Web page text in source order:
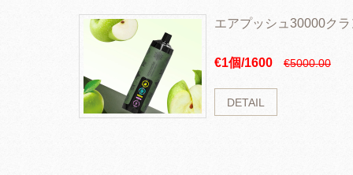
エアプッシュ30000ク
€1個/1600 €5000.00
DETAIL